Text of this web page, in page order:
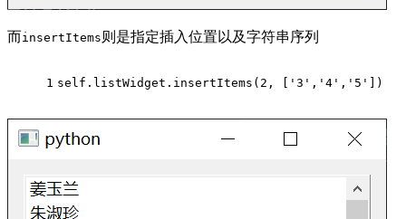
而insertItems 则是指定插入位置以及字符串序列
1 self.listWidget.insertItems( 2 , [ '3' , '4' , '5' ])